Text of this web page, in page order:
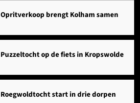
Opritverkoop brengt Kolham samen
Puzzeltocht op de fiets in Kropswolde
Roegwoldtocht start in drie dorpen